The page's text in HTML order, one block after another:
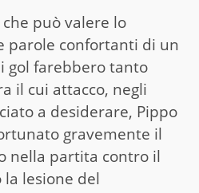
può valere lo
parole confortanti di un
gol farebbero tanto
il cui attacco, negli
a desiderare, Pippo
gravemente il
nella partita contro il
la lesione del